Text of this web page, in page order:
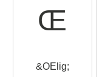
Œ
&OElig;